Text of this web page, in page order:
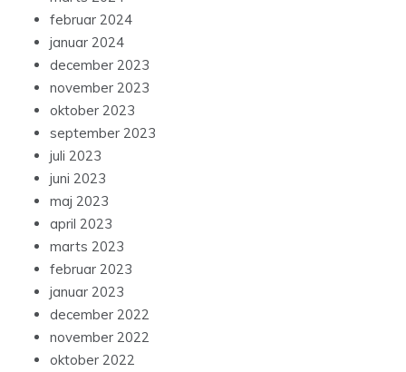
februar 2024
januar 2024
december 2023
november 2023
oktober 2023
september 2023
juli 2023
juni 2023
maj 2023
april 2023
marts 2023
februar 2023
januar 2023
december 2022
november 2022
oktober 2022